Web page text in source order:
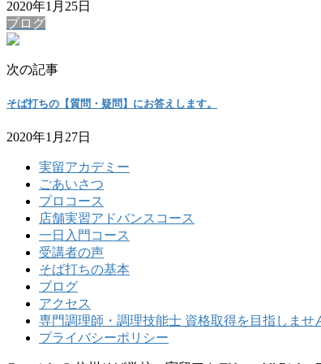
2020年1月25日
ブログ
次の記事
そば打ちの【質問・疑問】にお答えします。
2020年1月27日
実留アカデミー
ごあいさつ
プロコース
店舗実習アドバンスコース
一日入門コース
受講者の声
そば打ちの基本
ブログ
アクセス
専門調理師・調理技能士 資格取得を目指しませ
プライバシーポリシー